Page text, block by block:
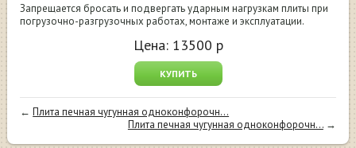
Запрещается бросать и подвергать ударным нагрузкам плиты при
погрузочно-разгрузочных работах, монтаже и эксплуатации.
Цена: 13500 р
КУПИТЬ
←Плита печная чугунная одноконфорочн...
Плита печная чугунная одноконфорочн...→